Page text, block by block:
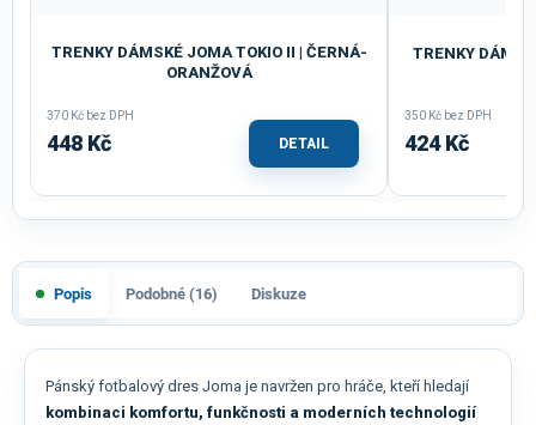
TRENKY DÁMSKÉ JOMA TOKIO II | ČERNÁ-
ORANŽOVÁ
370 Kč bez DPH
448 Kč DETAIL
TRENKY
350 Kč bez DPH
424 Kč
Popis Podobné (16) Diskuze
Pánský fotbalový dres Joma je navržen pro hráče, kteří hledají
kombinaci komfortu, funkčnosti a moderních technologií